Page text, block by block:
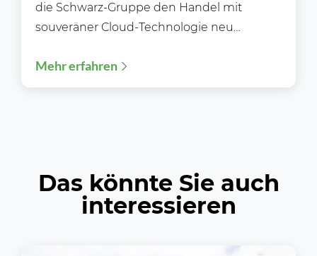
die Schwarz-Gruppe den Handel mit
souveräner Cloud-Technologie neu
niederländischen
Telekommunikationsunternehmen KPN...
Mehr erfahren
Das könnte Sie auch
interessieren